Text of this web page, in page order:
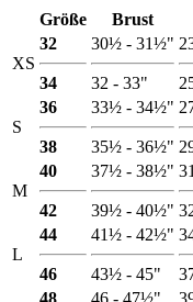
Größe
Brust
XS
32
34
30½ - 31½"
32 - 33"
S
36
38
33½ - 34½"
35½ - 36½"
M
40
42
37½ - 38½"
39½ - 40½"
L
44
46
41½ - 42½"
43½ - 45"
48
46 - 47½"